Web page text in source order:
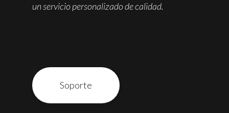
un servicio personalizado de calidad.
Soporte